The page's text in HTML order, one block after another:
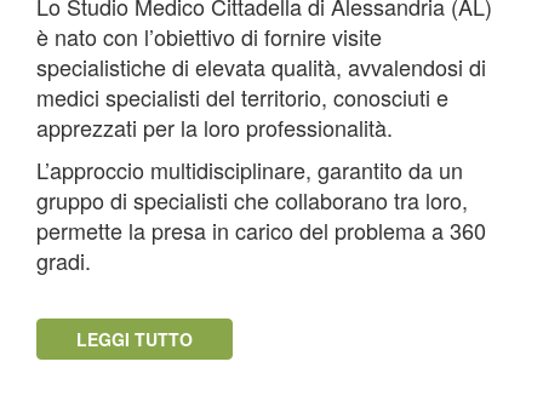
è nato con l’obiettivo di fornire visite
specialistiche di elevata qualità, avvalendosi di
medici specialisti del territorio, conosciuti e
apprezzati per la loro professionalità.
L’approccio multidisciplinare, garantito da un
gruppo di specialisti che collaborano tra loro,
permette la presa in carico del problema a 360
gradi.
LEGGI TUTTO